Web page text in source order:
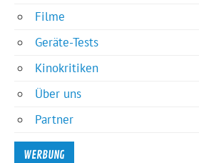
Filme
Geräte-Tests
Kinokritiken
Über uns
Partner
WERBUNG